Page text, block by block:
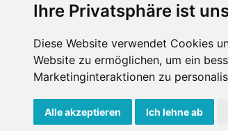
Ihre Privatsphäre ist
Diese Website verwendet Cookies
Website zu ermöglichen, um ein
Marketinginteraktionen zu
Alle akzeptieren Ich lehne ab
Impressum